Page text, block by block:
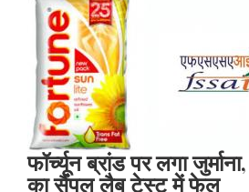
फॉर्च्यून ब्रांड पर लगा
का सैंपल लैब टेस्ट में फेल